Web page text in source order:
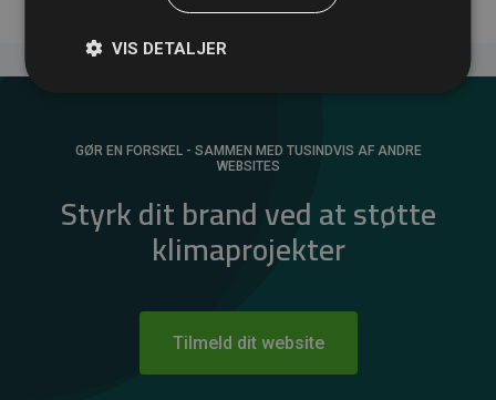
GØR EN FORSKEL - SAMMEN MED TUSINDVIS AF ANDRE
WEBSITES
Styrk dit brand ved at støtte
klimaprojekter
Tilmeld dit website
VIS DETALJER